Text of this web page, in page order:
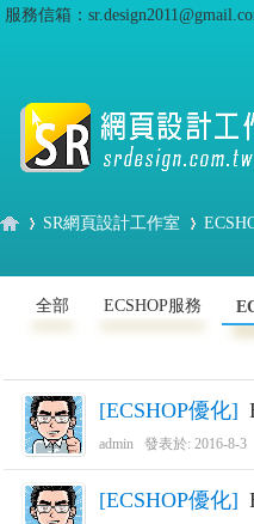
服務信箱：
SR網頁設計工作室
全部 ECSHOP服務
[ECSHOP優化]
admin 發表於: 2016-8-3
[ECSHOP優化]